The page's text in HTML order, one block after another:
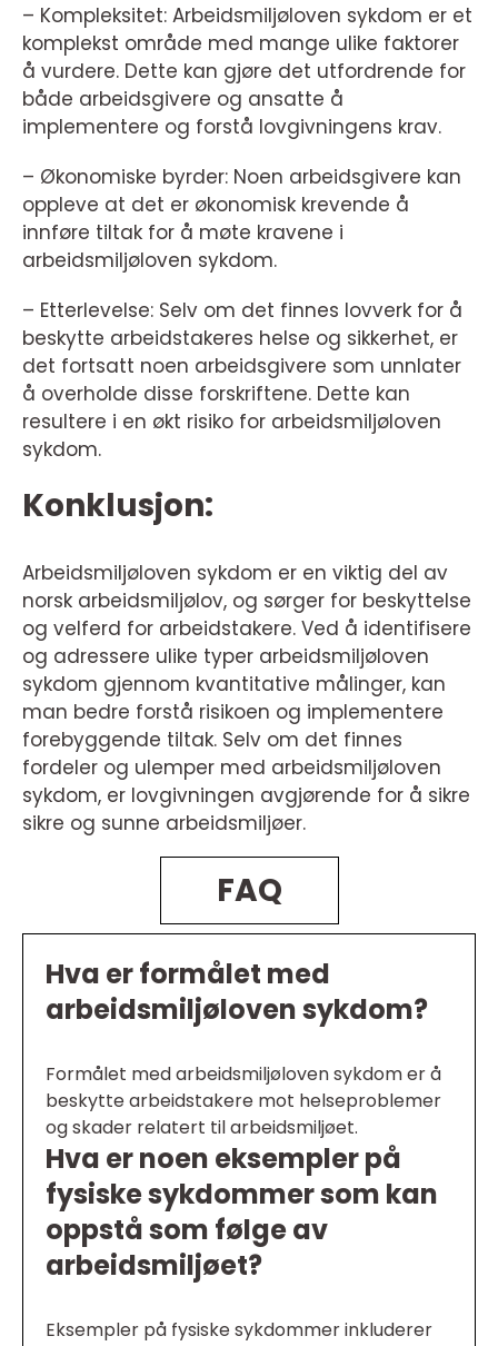
– Kompleksitet: Arbeidsmiljøloven sykdom er et
komplekst område med mange ulike faktorer
å vurdere. Dette kan gjøre det utfordrende for
både arbeidsgivere og ansatte å
implementere og forstå lovgivningens krav.
– Økonomiske byrder: Noen arbeidsgivere kan
oppleve at det er økonomisk krevende å
innføre tiltak for å møte kravene i
arbeidsmiljøloven sykdom.
– Etterlevelse: Selv om det finnes lovverk for å
beskytte arbeidstakeres helse og sikkerhet, er
det fortsatt noen arbeidsgivere som unnlater
å overholde disse forskriftene. Dette kan
resultere i en økt risiko for arbeidsmiljøloven
sykdom.
Konklusjon:
Arbeidsmiljøloven sykdom er en viktig del av
norsk arbeidsmiljølov, og sørger for beskyttelse
og velferd for arbeidstakere. Ved å identifisere
og adressere ulike typer arbeidsmiljøloven
sykdom gjennom kvantitative målinger, kan
man bedre forstå risikoen og implementere
forebyggende tiltak. Selv om det finnes
fordeler og ulemper med arbeidsmiljøloven
sykdom, er lovgivningen avgjørende for å sikre
sikre og sunne arbeidsmiljøer.
FAQ
Hva er formålet med
arbeidsmiljøloven sykdom?
Formålet med arbeidsmiljøloven sykdom er å
beskytte arbeidstakere mot helseproblemer
og skader relatert til arbeidsmiljøet.
Hva er noen eksempler på
fysiske sykdommer som kan
oppstå som følge av
arbeidsmiljøet?
Eksempler på fysiske sykdommer inkluderer